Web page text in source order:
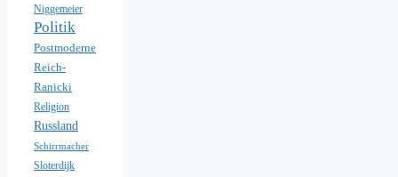
Niggemeier
Politik
Postmoderne
Reich-
Ranicki
Religion
Russland
Schirrmacher
Sloterdijk